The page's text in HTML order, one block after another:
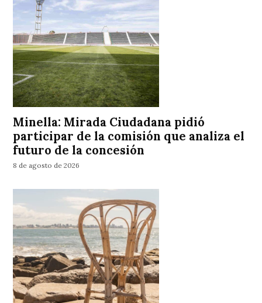
Minella: Mirada Ciudadana pidió
participar de la comisión que analiza el
futuro de la concesión
8 de agosto de 2026